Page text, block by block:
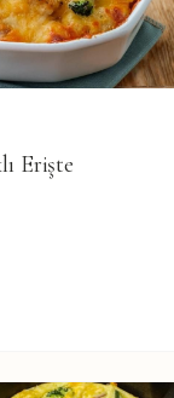
Erişte